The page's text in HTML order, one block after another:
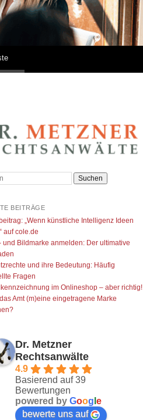
BEITRÄGE
„Wenn künstliche Intelligenz Ideen
auf cole.de​
und Bildmarke anmelden: Der ultimative
und ihre Bedeutung: Häufig
Fragen
im Onlineshop – aber richtig!
Amt (m)eine eingetragene Marke
Dr. Metzner
Rechtsanwälte
4.9
Basierend auf 39
Bewertungen
powered by Goog e
bewerte uns auf